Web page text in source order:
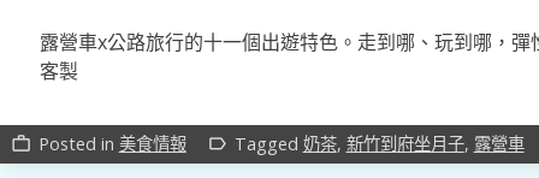
露營車x公路旅行的十一個出遊特色。走到哪、玩到哪，
客製
work_outline Posted in 美食情報 label_outline Tagged 奶茶, 新竹到府坐月子, 露營車